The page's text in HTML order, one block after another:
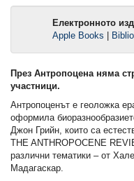
Електронното
Apple Books
През Антропоцена няма
участници.
Антропоценът е геоложка
оформила
Джон Грийн, които са
THE ANTHROPOCENE
различни тематики – от
Мадагаскар.